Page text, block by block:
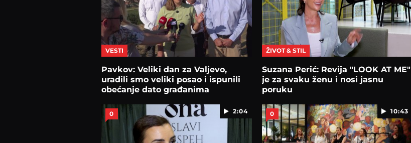
VESTI
Pavkov: Veliki dan za Valjevo,
uradili smo veliki posao i ispunili
obećanje dato građanima
ŽIVOT & STIL
Suzana Perić: Revija "LOOK AT ME"
je za svaku ženu i nosi jasnu
poruku
2:04
0 10:43
0